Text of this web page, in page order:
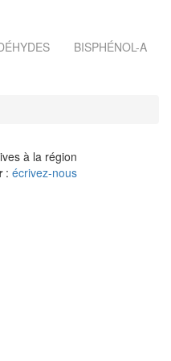
BISPHÉNOL-A
à la région
: écrivez-nous